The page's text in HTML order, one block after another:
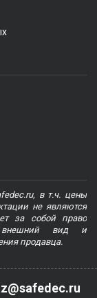
в т.ч. цены
не являются
за собой право
внешний вид и
продавца.